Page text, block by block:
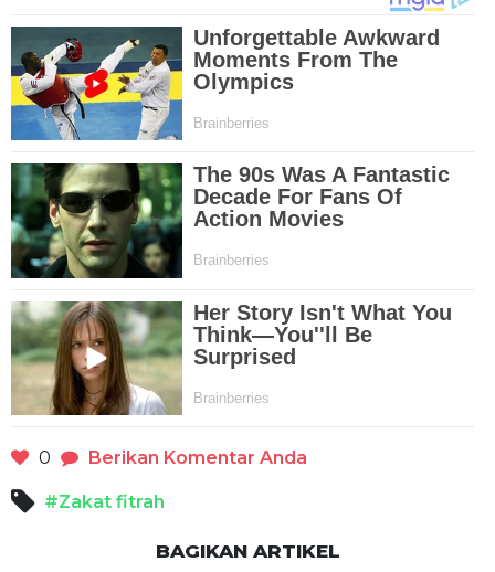
0 Berikan Komentar Anda
#Zakat fitrah
BAGIKAN ARTIKEL